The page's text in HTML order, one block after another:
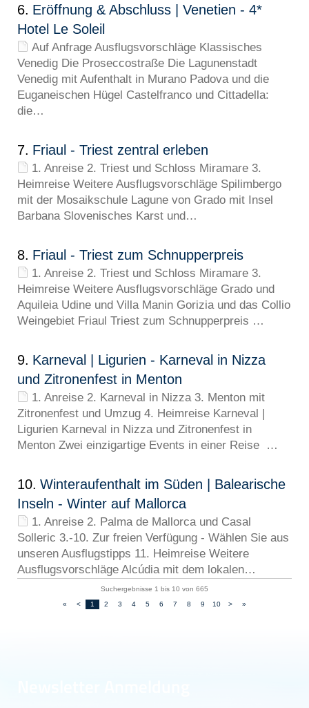
6. Eröffnung & Abschluss | Venetien - 4*
Hotel Le Soleil
Auf Anfrage Ausflugsvorschläge Klassisches
Venedig Die Proseccostraße Die Lagunenstadt
Venedig mit Aufenthalt in Murano Padova und die
Euganeischen Hügel Castelfranco und Cittadella:
die…
7. Friaul - Triest zentral erleben
1. Anreise 2. Triest und Schloss Miramare 3.
Heimreise Weitere Ausflugsvorschläge Spilimbergo
mit der Mosaikschule Lagune von Grado mit Insel
Barbana Slovenisches Karst und…
8. Friaul - Triest zum Schnupperpreis
1. Anreise 2. Triest und Schloss Miramare 3.
Heimreise Weitere Ausflugsvorschläge Grado und
Aquileia Udine und Villa Manin Gorizia und das Collio
Weingebiet Friaul Triest zum Schnupperpreis …
9. Karneval | Ligurien - Karneval in Nizza
und Zitronenfest in Menton
1. Anreise 2. Karneval in Nizza 3. Menton mit
Zitronenfest und Umzug 4. Heimreise Karneval |
Ligurien Karneval in Nizza und Zitronenfest in
Menton Zwei einzigartige Events in einer Reise …
10. Winteraufenthalt im Süden | Balearische
Inseln - Winter auf Mallorca
1. Anreise 2. Palma de Mallorca und Casal
Solleric 3.-10. Zur freien Verfügung - Wählen Sie aus
unseren Ausflugstipps 11. Heimreise Weitere
Ausflugsvorschläge Alcúdia mit dem lokalen…
Suchergebnisse 1 bis 10 von 665
«
< 1 2 3 4 5 6 7 8 9 10 > »